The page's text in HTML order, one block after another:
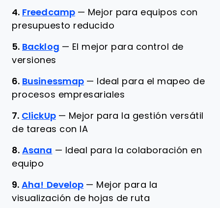
4. Freedcamp — Mejor para equipos con
presupuesto reducido
5. Backlog — El mejor para control de
versiones
6. Businessmap —
Ideal para el mapeo de
procesos empresariales
7. ClickUp — Mejor para la gestión versátil
de tareas con IA
8. Asana — Ideal para la colaboración en
equipo
9. Aha! Develop — Mejor para la
visualización de hojas de ruta